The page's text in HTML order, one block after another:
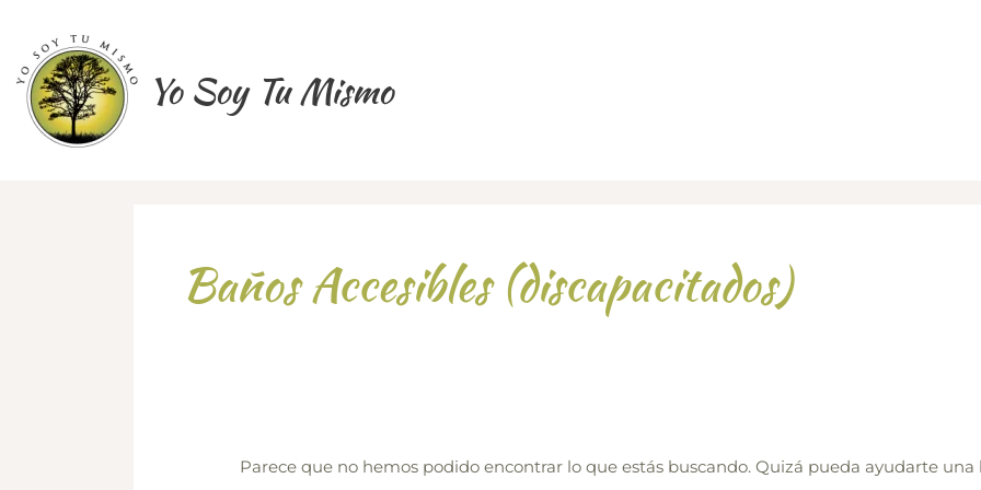
contenido
Yo Soy Tu Mismo
Baños Accesibles (discapacitados)
Parece que no hemos podido encontrar lo que estás buscando. Quizá pueda ayudarte una